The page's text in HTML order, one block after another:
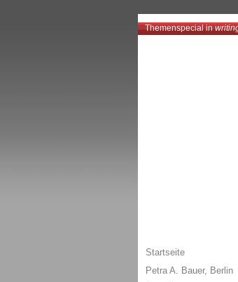
Themenspecial in
Startseite
Petra A. Bauer, Berlin